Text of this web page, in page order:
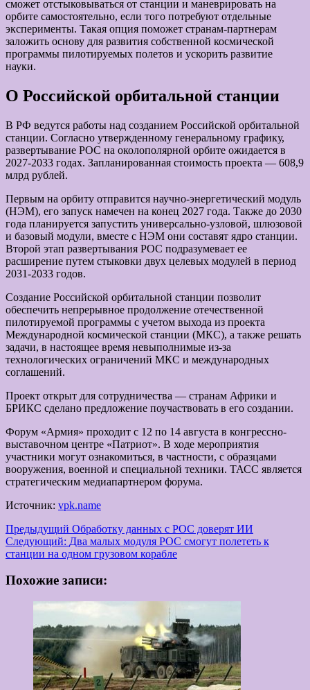
сможет отстыковываться от станции и маневрировать на
орбите самостоятельно, если того потребуют отдельные
эксперименты. Такая опция поможет странам-партнерам
заложить основу для развития собственной космической
программы пилотируемых полетов и ускорить развитие
науки.
О Российской орбитальной станции
В РФ ведутся работы над созданием Российской орбитальной
станции. Согласно утвержденному генеральному графику,
развертывание РОС на околополярной орбите ожидается в
2027-2033 годах. Запланированная стоимость проекта — 608,9
млрд рублей.
Первым на орбиту отправится научно-энергетический модуль
(НЭМ), его запуск намечен на конец 2027 года. Также до 2030
года планируется запустить универсально-узловой, шлюзовой
и базовый модули, вместе с НЭМ они составят ядро станции.
Второй этап развертывания РОС подразумевает ее
расширение путем стыковки двух целевых модулей в период
2031-2033 годов.
Создание Российской орбитальной станции позволит
обеспечить непрерывное продолжение отечественной
пилотируемой программы с учетом выхода из проекта
Международной космической станции (МКС), а также решать
задачи, в настоящее время невыполнимые из-за
технологических ограничений МКС и международных
соглашений.
Проект открыт для сотрудничества — странам Африки и
БРИКС сделано предложение поучаствовать в его создании.
Форум «Армия» проходит с 12 по 14 августа в конгрессно-
выставочном центре «Патриот». В ходе мероприятия
участники могут ознакомиться, в частности, с образцами
вооружения, военной и специальной техники. ТАСС является
стратегическим медиапартнером форума.
Источник: vpk.name
Навигация
записи
Предыдущий Обработку данных с РОС доверят ИИ
Следующий: Два малых модуля РОС смогут полететь к
станции на одном грузовом корабле
Похожие записи: